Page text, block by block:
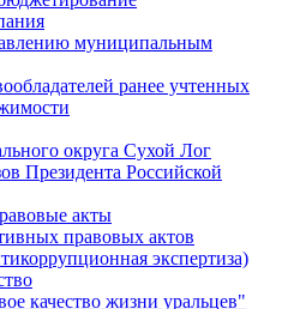
муниципальным
ранее учтенных
округа Сухой Лог
Президента Российской
акты
правовых актов
экспертиза)
качество жизни уральцев"